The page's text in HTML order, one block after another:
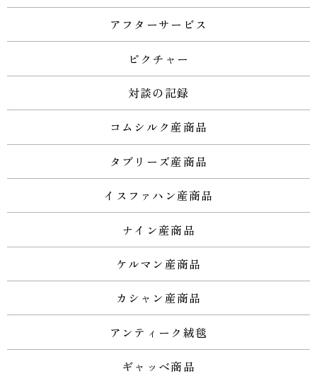
アフターサービス
ピクチャー
対談の記録
コムシルク産商品
タブリーズ産商品
イスファハン産商品
ナイン産商品
ケルマン産商品
カシャン産商品
アンティーク絨毯
ギャッベ商品